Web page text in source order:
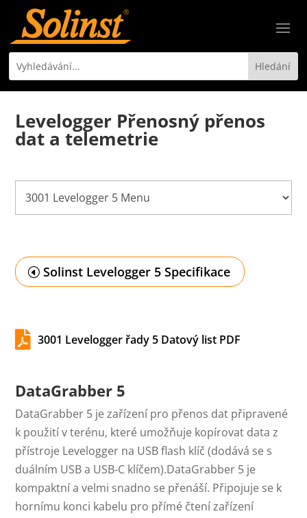
Levelogger Přenosný přenos
dat a telemetrie
Solinst Levelogger 5 Specifikace
 3001 Levelogger řady 5 Datový list PDF
DataGrabber 5
DataGrabber 5 je zařízení pro přenos dat připravené
k použití v terénu, které umožňuje kopírovat data z
přístroje Levelogger na USB flash klíč (dodává se s
duálním USB a USB-C klíčem).DataGrabber 5 je
kompaktní a velmi snadno se přenáší. Připojuje se k
hornímu konci kabelu pro přímé čtení zařízení